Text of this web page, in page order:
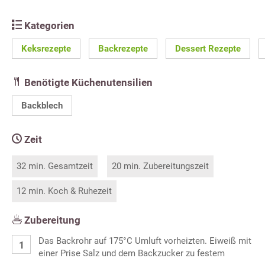
Kategorien
Keksrezepte Backrezepte Dessert Rezepte
Benötigte Küchenutensilien
Backblech
Zeit
32 min. Gesamtzeit 20 min. Zubereitungszeit
12 min. Koch & Ruhezeit
Zubereitung
Das Backrohr auf 175°C Umluft vorheizten. Eiweiß mit
einer Prise Salz und dem Backzucker zu festem